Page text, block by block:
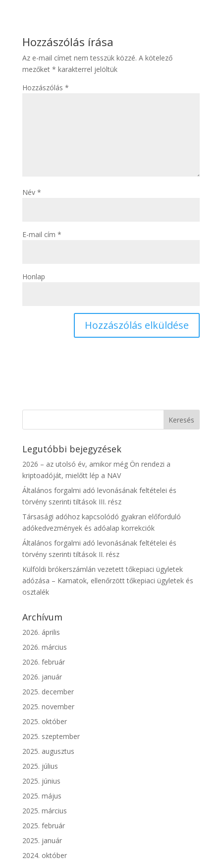
Hozzászólás írása
Az e-mail címet nem tesszük közzé. A kötelező
mezőket * karakterrel jelöltük
Hozzászólás *
Név *
E-mail cím *
Honlap
Legutóbbi bejegyzések
2026 – az utolsó év, amikor még Ön rendezi a
kriptoadóját, mielőtt lép a NAV
Általános forgalmi adó levonásának feltételei és
törvény szerinti tiltások III. rész
Társasági adóhoz kapcsolódó gyakran előforduló
adókedvezmények és adóalap korrekciók
Általános forgalmi adó levonásának feltételei és
törvény szerinti tiltások II. rész
Külföldi brókerszámlán vezetett tőkepiaci ügyletek
adózása – Kamatok, ellenőrzött tőkepiaci ügyletek és
osztalék
Archívum
2026. április
2026. március
2026. február
2026. január
2025. december
2025. november
2025. október
2025. szeptember
2025. augusztus
2025. július
2025. június
2025. május
2025. március
2025. február
2025. január
2024. október